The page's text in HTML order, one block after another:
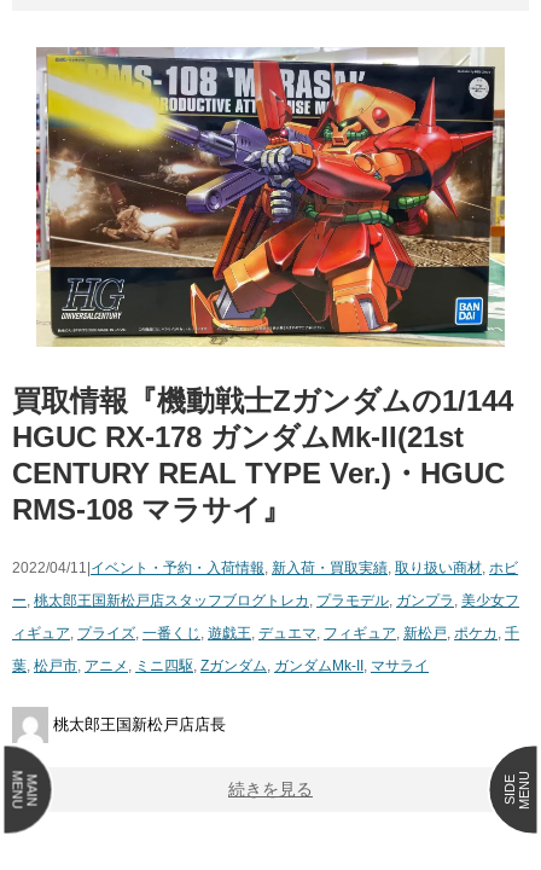
買取情報『機動戦士Zガンダムの1/144 ​
HGUC ​RX-178 ​ガンダムMk-II(21st ​
CENTURY ​REAL ​TYPE ​Ver.)・HGUC ​
RMS-108 ​マラサイ』
2022/04/11| イベント・予約・入荷情報, 新入荷・買取実績, 取り扱い商材, ホビ
ー, 桃太郎王国新松戸店スタッフブログ トレカ , プラモデル, ガンプラ , 美少女フ
ィギュア, プライズ, 一番くじ , 遊戯王, デュエマ, フィギュア, 新松戸, ポケカ , 千
葉, 松戸市, アニメ , ミニ四駆, Zガンダム, ガンダムMk-II , マサライ
桃太郎王国新松戸店店長
続きを見る
MAIN
MENU SIDEMENU